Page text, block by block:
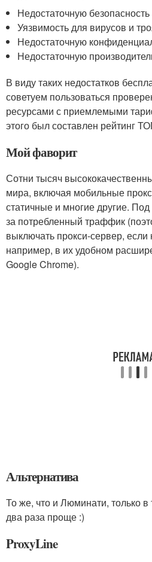
Недостаточную безопасность
Уязвимость для вирусов и
Недостаточную
Недостаточную
В виду таких недостатков
советуем пользоваться
ресурсами с приемлемыми
этого был составлен рейтинг
Мой фаворит
Сотни тысяч
мира, включая мобильные
статичные и многие другие.
за потребленный траффик
выключать прокси-сервер, если
например, в их удобном
Google Chrome).
Альтернатива
То же, что и Люминати, только
два раза проще :)
ProxyLine